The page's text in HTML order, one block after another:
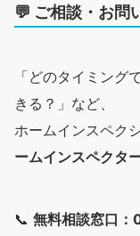
💬 ご相談・お問
「どのタイミング
きる？」など、
ホームインスペク
ームインスペクタ
📞 無料相談窓口